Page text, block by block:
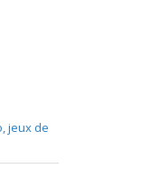
jeux de